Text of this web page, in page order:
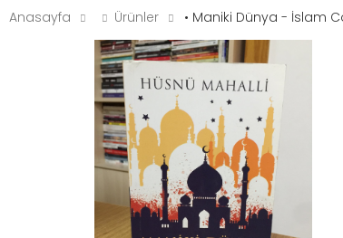
Anasayfa Ürünler • Maniki Dünya - İslam